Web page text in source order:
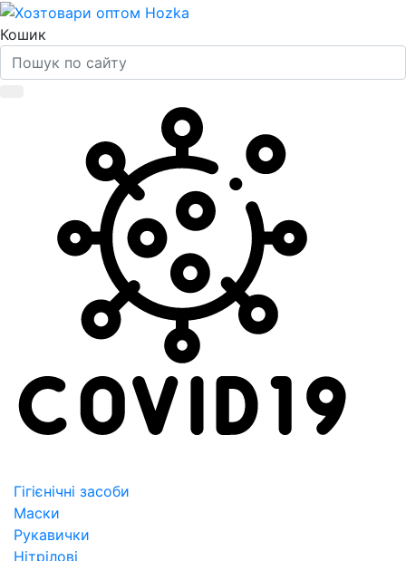
Кошик
Гігієнічні засоби
Маски
Рукавички
Нітрілові